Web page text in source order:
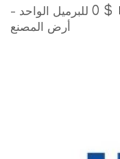
0 $
للبرميل الواحد -
أرض المصنع